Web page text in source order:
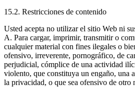
15.2. Restricciones de contenido
Usted acepta no utilizar el sitio Web ni
A. Para cargar, imprimir, transmitir o
cualquier material con fines ilegales o
ofensivo, irreverente, pornográfico, de
perjudicial, cómplice de una actividad
violento, que constituya un engaño, una
la privacidad, o que sea ofensivo de otro